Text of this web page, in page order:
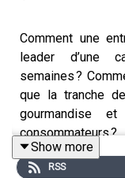
Comment une
leader d’une
semaines ?
que la tranche
gourmandise
consommateurs
innovation RSE
Show more
RSS